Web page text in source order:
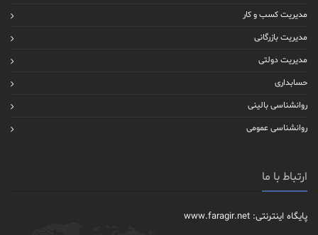
مدیریت کسب و کار
مدیریت بازرگانی
مدیریت دولتی
حسابداری
روانشناسی بالینی
روانشناسی عمومی
ارتباط با ما
پایگاه اینترنتی: www.faragir.net